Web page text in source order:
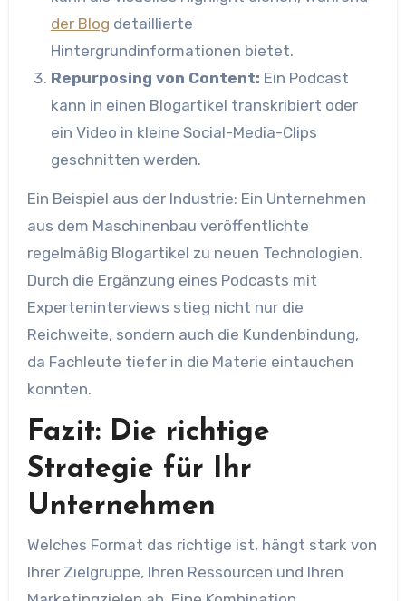
der Blog detaillierte
Hintergrundinformationen bietet.
Repurposing von Content: Ein Podcast
kann in einen Blogartikel transkribiert oder
ein Video in kleine Social-Media-Clips
geschnitten werden.
Ein Beispiel aus der Industrie: Ein Unternehmen
aus dem Maschinenbau veröffentlichte
regelmäßig Blogartikel zu neuen Technologien.
Durch die Ergänzung eines Podcasts mit
Experteninterviews stieg nicht nur die
Reichweite, sondern auch die Kundenbindung,
da Fachleute tiefer in die Materie eintauchen
konnten.
Fazit: Die richtige
Strategie für Ihr
Unternehmen
Welches Format das richtige ist, hängt stark von
Ihrer Zielgruppe, Ihren Ressourcen und Ihren